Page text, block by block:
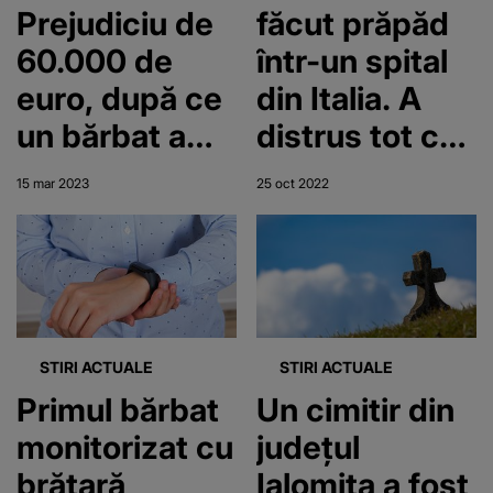
Prejudiciu de
60.000 de
euro, după ce
un bărbat a
intrat într-un
imobil din
Capitală și l-a
incendiat
15 mar 2023
făcut prăpăd
într-un spital
din Italia. A
distrus tot ce
i-a ieșit în cale
și a fugit
25 oct 2022
STIRI ACTUALE
Primul bărbat
monitorizat cu
brățară
STIRI ACTUALE
Un cimitir din
județul
Ialomița a fost